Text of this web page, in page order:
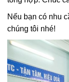
Nếu bạn có nhu
chúng tôi nhé!